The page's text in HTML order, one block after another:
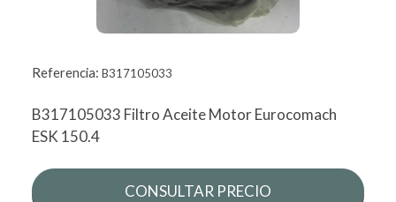
Referencia: B317105033
B317105033 Filtro Aceite Motor Eurocomach
ESK 150.4
CONSULTAR PRECIO